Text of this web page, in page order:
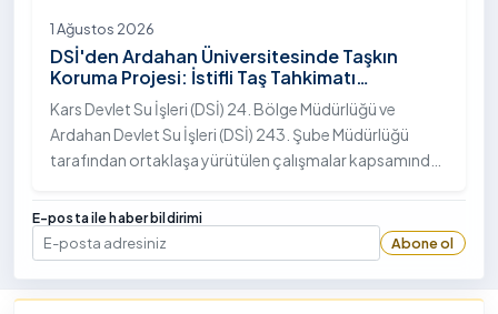
1 Ağustos 2026
DSİ'den Ardahan Üniversitesinde Taşkın
Koruma Projesi: İstifli Taş Tahkimatı
Çalışmaları Tamamlandı
Kars Devlet Su İşleri (DSİ) 24. Bölge Müdürlüğü ve
Ardahan Devlet Su İşleri (DSİ) 243. Şube Müdürlüğü
tarafından ortaklaşa yürütülen çalışmalar kapsamında,
"İstifli Taş Tahkimatı" projesi titizlikle tamamlandı.
E-posta ile haber bildirimi
E-posta
Abone ol